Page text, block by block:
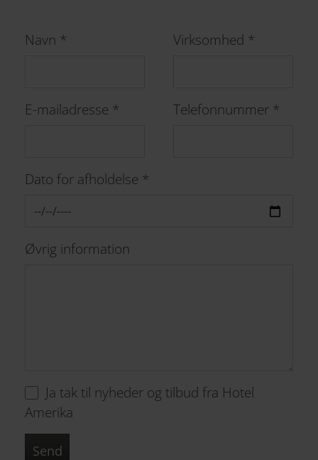
Navn * Virksomhed *
E-mailadresse * Telefonnummer *
Dato for afholdelse *
Øvrig information
Ja tak til nyheder og tilbud fra Hotel
Amerika
Send